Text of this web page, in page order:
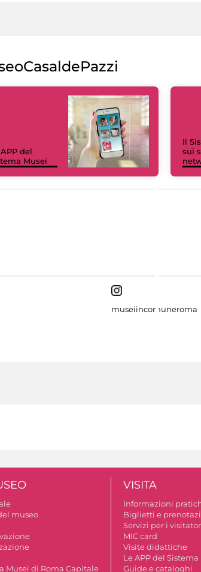
del
Musei
Il
sui
museiincomuneroma
museo
Musei di Roma Capitale
VISITA
Informazioni
Biglietti e
Servizi per i
MIC card
Visite didattiche
Le APP del Sistema
Guide e cataloghi